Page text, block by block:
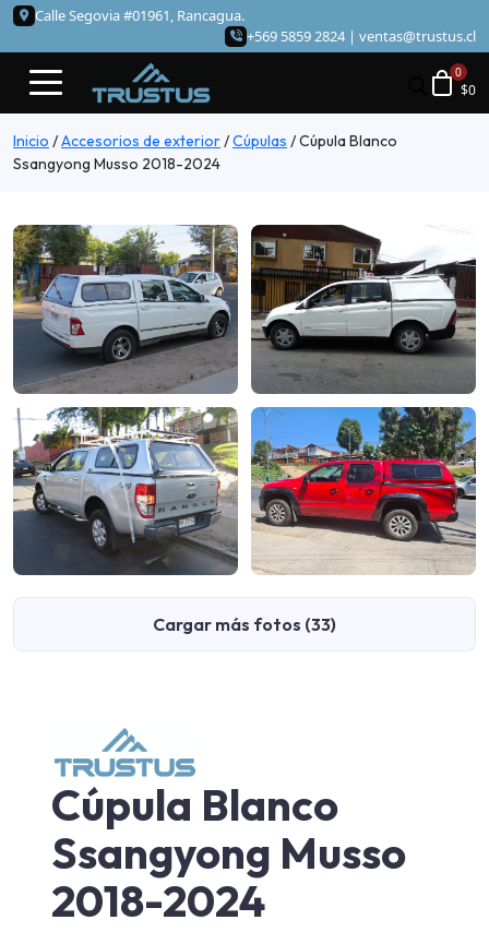
Calle Segovia #01961, Rancagua.
+569 5859 2824 | ventas@trustus.cl
$0
Inicio /Accesorios de exterior/Cúpulas /Cúpula Blanco
Ssangyong Musso 2018-2024
Cargar más fotos (33)
Cúpula Blanco
Ssangyong Musso
2018-2024